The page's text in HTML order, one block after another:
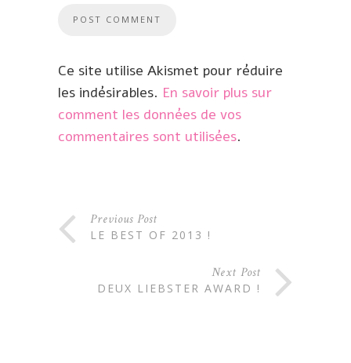
Ce site utilise Akismet pour réduire
les indésirables. En savoir plus sur
comment les données de vos
commentaires sont utilisées.
Previous Post
LE BEST OF 2013 !
Next Post
DEUX LIEBSTER AWARD !